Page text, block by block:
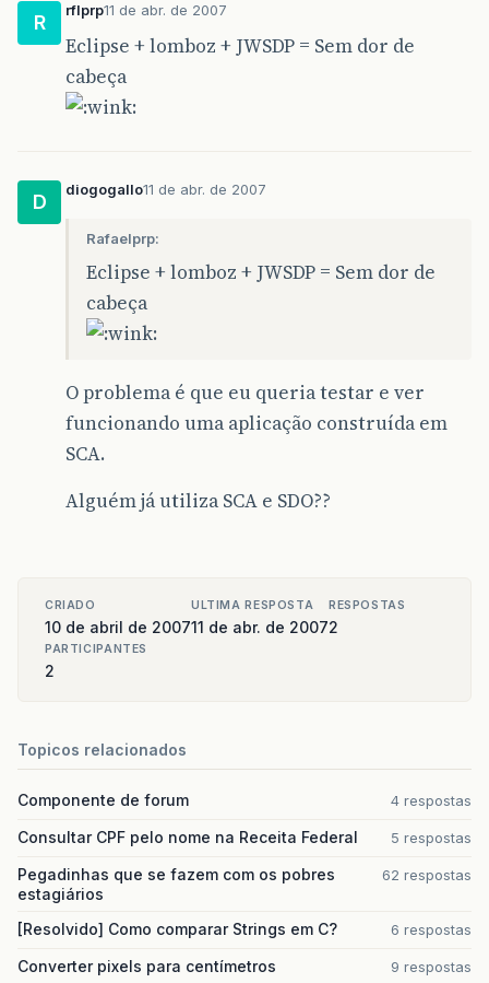
R
rflprp11 de abr. de 2007
Eclipse + lomboz + JWSDP = Sem dor de
cabeça
D
diogogallo11 de abr. de 2007
Rafaelprp:
Eclipse + lomboz + JWSDP = Sem dor de
cabeça
O problema é que eu queria testar e ver
funcionando uma aplicação construída em
SCA.
Alguém já utiliza SCA e SDO??
CRIADO
10 de abril de 2007
ULTIMA RESPOSTA
11 de abr. de 2007
RESPOSTAS
2
PARTICIPANTES
2
Topicos relacionados
Componente de forum 4 respostas
Consultar CPF pelo nome na Receita Federal 5 respostas
Pegadinhas que se fazem com os pobres
estagiários
62 respostas
[Resolvido] Como comparar Strings em C? 6 respostas
Converter pixels para centímetros 9 respostas